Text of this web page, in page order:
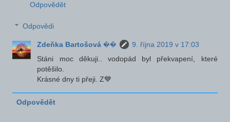
Odpovědět
Odpovědi
Zdeňka Bartošová ��
9. října 2019 v 17:03
Stáni moc děkuji.. vodopád byl překvapení, které
potěšilo.
Krásné dny ti přeji. Z💙
Odpovědět